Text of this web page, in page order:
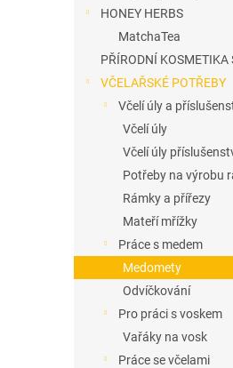
HONEY HERBS
MatchaTea
PŘÍRODNÍ KOSMETIKA
VČELAŘSKÉ POTŘEBY
Včelí úly a
Včelí úly
Včelí úly
Potřeby na výrobu
Rámky a přířezy
Mateří mřížky
Práce s medem
Medomety
Odvíčkování
Pro práci s voskem
Vařáky na vosk
Práce se včelami